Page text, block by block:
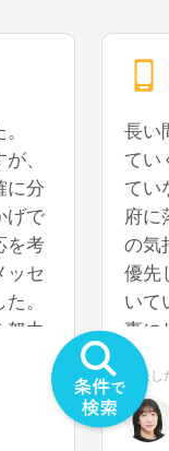
、
に分
げで
を考
ッセ
。
努力
る
長い
てい
てい
府に
の気
優先
いて
事に
う
を切
気が
う
相談